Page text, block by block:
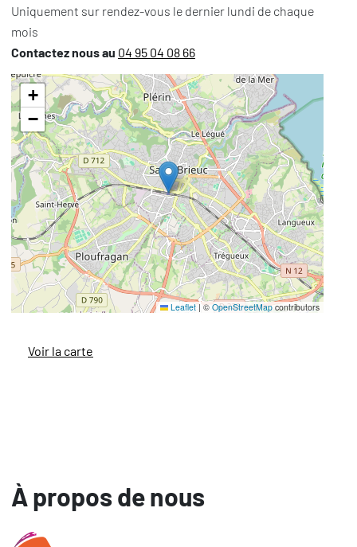
Uniquement sur rendez-vous le dernier lundi de chaque
mois
Contactez nous au 04 95 04 08 66
+
−
Leaflet | © OpenStreetMapcontributors
Voir la carte
À propos de nous